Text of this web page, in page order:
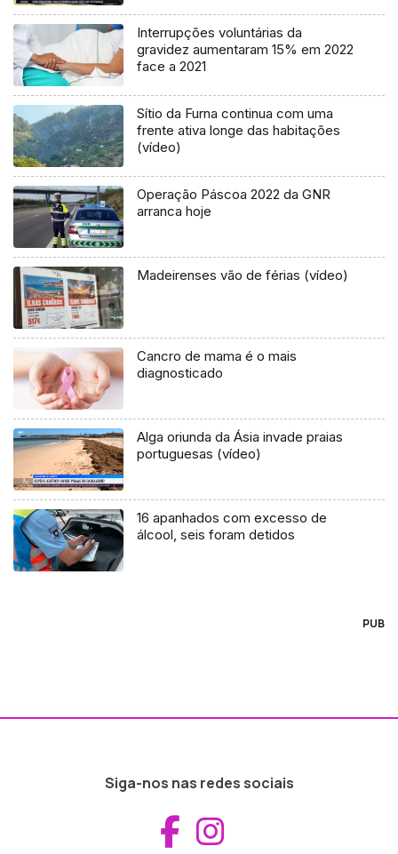
Interrupções voluntárias da
gravidez aumentaram 15% em 2022
face a 2021
Sítio da Furna continua com uma
frente ativa longe das habitações
(vídeo)
Operação Páscoa 2022 da GNR
arranca hoje
Madeirenses vão de férias (vídeo)
Cancro de mama é o mais
diagnosticado
Alga oriunda da Ásia invade praias
portuguesas (vídeo)
16 apanhados com excesso de
álcool, seis foram detidos
PUB
Siga-nos nas redes sociais
Aceder ao